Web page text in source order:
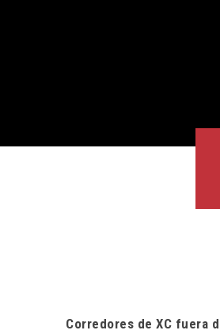
Corredores de XC fuera